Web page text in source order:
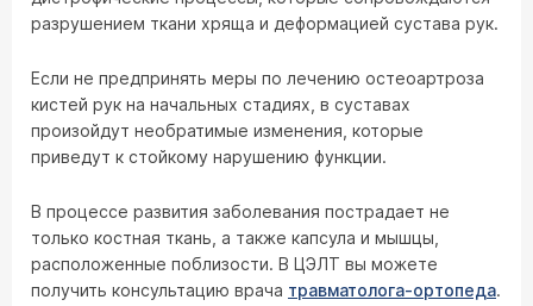
разрушением ткани хряща и деформацией сустава рук.
Если не предпринять меры по лечению остеоартроза
кистей рук на начальных стадиях, в суставах
произойдут необратимые изменения, которые
приведут к стойкому нарушению функции.
В процессе развития заболевания пострадает не
только костная ткань, а также капсула и мышцы,
расположенные поблизости. В ЦЭЛТ вы можете
получить консультацию врача травматолога-ортопеда.